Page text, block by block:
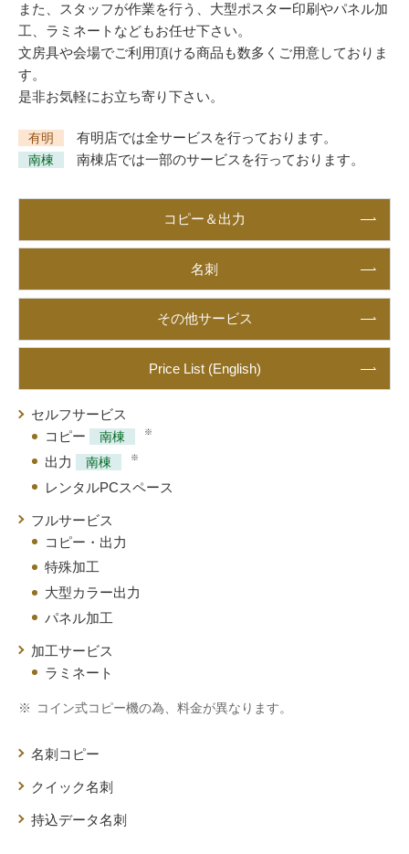
また、スタッフが作業を行う、大型ポスター印刷やパネル加
工、ラミネートなどもお任せ下さい。
文房具や会場でご利用頂ける商品も数多くご用意しておりま
す。
是非お気軽にお立ち寄り下さい。
有明 有明店では全サービスを行っております。
南棟 南棟店では一部のサービスを行っております。
コピー＆出力
名刺
その他サービス
Price List (English)
セルフサービス
コピー
南棟 ※
出力 南棟 ※
レンタルPCスペース
フルサービス
コピー・出力
特殊加工
大型カラー出力
パネル加工
加工サービス
ラミネート
※ コイン式コピー機の為、料金が異なります。
名刺コピー
クイック名刺
持込データ名刺